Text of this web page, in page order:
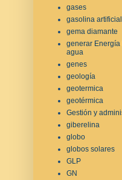
gases
gasolina artificial
gema diamante
generar Energía
agua
genes
geología
geotermica
geotérmica
Gestión y
giberelina
globo
globos solares
GLP
GN